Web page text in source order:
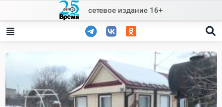
content
сетевое издание 16+